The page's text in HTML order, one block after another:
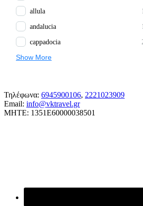
allula
andalucia
cappadocia
Show More
Τηλέφωνα: 6945900106, 2221023909
Email: info@vktravel.gr
MHTE: 1351E60000038501